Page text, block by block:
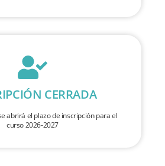
CERRADA
abrirá el plazo de inscripción para el
curso 2026-2027